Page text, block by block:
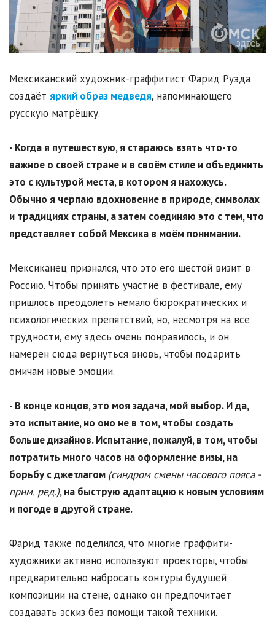
Мексиканский художник-граффитист Фарид Руэда
создаёт яркий образ медведя, напоминающего
русскую матрёшку.
- Когда я путешествую, я стараюсь взять что-то
важное о своей стране и в своём стиле и объединить
это с культурой места, в котором я нахожусь.
Обычно я черпаю вдохновение в природе, символах
и традициях страны, а затем соединяю это с тем, что
представляет собой Мексика в моём понимании.
Мексиканец признался, что это его шестой визит в
Россию. Чтобы принять участие в фестивале, ему
пришлось преодолеть немало бюрократических и
психологических препятствий, но, несмотря на все
трудности, ему здесь очень понравилось, и он
намерен сюда вернуться вновь, чтобы подарить
омичам новые эмоции.
- В конце концов, это моя задача, мой выбор. И да,
это испытание, но оно не в том, чтобы создать
больше дизайнов. Испытание, пожалуй, в том, чтобы
потратить много часов на оформление визы, на
борьбу с джетлагом (синдром смены часового пояса -
прим. ред.), на быструю адаптацию к новым условиям
и погоде в другой стране.
Фарид также поделился, что многие граффити-
художники активно используют проекторы, чтобы
предварительно набросать контуры будущей
композиции на стене, однако он предпочитает
создавать эскиз без помощи такой техники.